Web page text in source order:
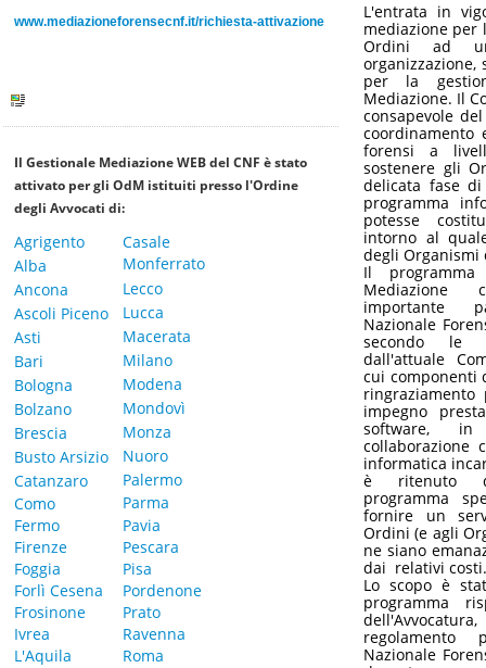
www.mediazioneforensecnf.it/richiesta-attivazione
Il Gestionale Mediazione WEB del CNF è stato
attivato per gli OdM istituiti presso l'Ordine
degli Avvocati di:
Agrigento
Alba
Ancona
Ascoli Piceno
Asti
Bari
Bologna
Bolzano
Brescia
Busto Arsizio
Catanzaro
Como
Fermo
Firenze
Foggia
Forlì Cesena
Frosinone
Ivrea
L'Aquila
Casale
Monferrato
Lecco
Lucca
Macerata
Milano
Modena
Mondovì
Monza
Nuoro
Palermo
Parma
Pavia
Pescara
Pisa
Pordenone
Prato
Ravenna
Roma
L'entrata in
mediazione per
Ordini ad
organizzazione,
per la
Mediazione. Il
consapevole
coordinamento
forensi a
sostenere gli
delicata fase
programma
potesse
intorno al
degli Organismi
Il
Mediazione
importante
Nazionale
secondo le
dall'attuale
cui componenti
impegno
software,
collaborazione
informatica
è ritenuto
programma
fornire un
Ordini (e agli
ne siano
dai relativi costi.
Lo scopo è
programma
regolamento
Nazionale